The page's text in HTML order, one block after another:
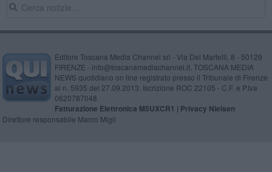
Editore Toscana Media Channel srl - Via Dei Martelli, 8 - 50129
FIRENZE - info@toscanamediachannel.it. TOSCANA MEDIA
NEWS quotidiano on line registrato presso il Tribunale di Firenze
al n. 5935 del 27.09.2013. Iscrizione ROC 22105 - C.F. e P.Iva
0620787048
Fatturazione Elettronica M5UXCR1 | Privacy Nielsen
Direttore responsabile Marco Migli